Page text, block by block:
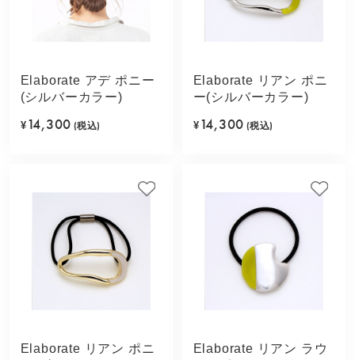
Elaborate アデ ポニー
(シルバーカラー)
¥ 14,300 (税込)
Elaborate リアン ポニ
ー(シルバーカラー)
¥ 14,300 (税込)
Elaborate リアン ポニ
Elaborate リアン ラウ